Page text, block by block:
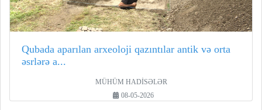
Qubada aparılan arxeoloji qazıntılar antik və orta
əsrlərə a...
MÜHÜM HADİSƏLƏR
08-05-2026